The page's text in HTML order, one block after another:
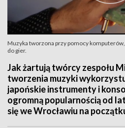
Muzyka tworzona przy pomocy
do gier.
Jak żartują twórcy zespołu
tworzenia muzyki
japońskie instrumenty i
ogromną popularnością od
się we Wrocławiu na